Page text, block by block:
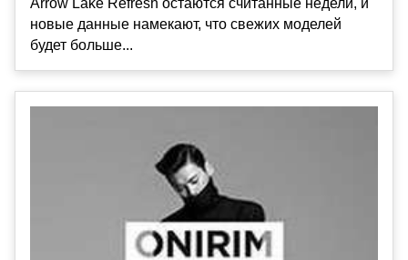
Arrow Lake Refresh остаются считанные недели, и
новые данные намекают, что свежих моделей
будет больше...